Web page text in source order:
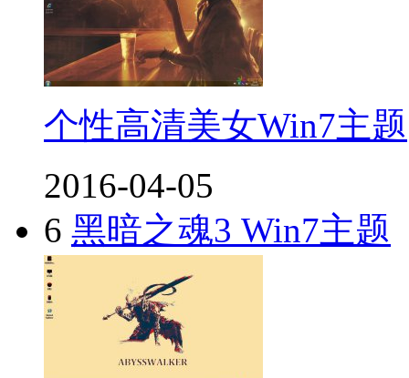
个性高清美女Win7主题
2016-04-05
6 黑暗之魂3 Win7主题